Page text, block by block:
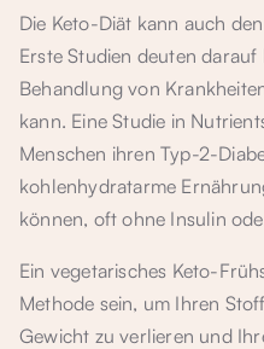
Die Keto-Diät kann auch
Erste Studien deuten darauf
Behandlung von
kann. Eine Studie in
Menschen ihren Typ-2-
kohlenhydratarme
können, oft ohne Insulin
Ein vegetarisches Keto-
Methode sein, um Ihren
Gewicht zu verlieren und